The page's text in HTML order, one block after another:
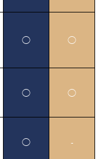
◯ ◯
◯ ◯
◯ -